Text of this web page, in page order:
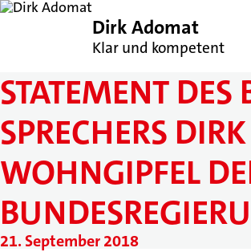
Dirk Adomat
Klar und kompetent
STATEMENT
SPRECHERS
WOHNGIPFEL
21. September 2018